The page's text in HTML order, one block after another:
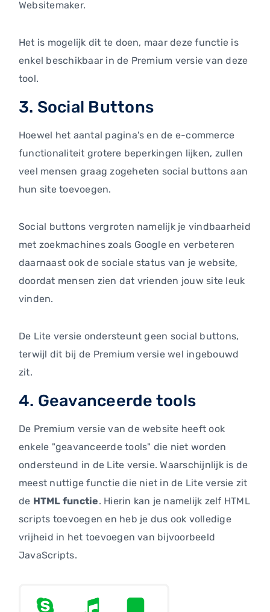
Websitemaker.
Het is mogelijk dit te doen, maar deze functie is
enkel beschikbaar in de Premium versie van deze
tool.
3. Social Buttons
Hoewel het aantal pagina's en de e-commerce
functionaliteit grotere beperkingen lijken, zullen
veel mensen graag zogeheten social buttons aan
hun site toevoegen.
Social buttons vergroten namelijk je vindbaarheid
met zoekmachines zoals Google en verbeteren
daarnaast ook de sociale status van je website,
doordat mensen zien dat vrienden jouw site leuk
vinden.
De Lite versie ondersteunt geen social buttons,
terwijl dit bij de Premium versie wel ingebouwd
zit.
4. Geavanceerde tools
De Premium versie van de website heeft ook
enkele "geavanceerde tools" die niet worden
ondersteund in de Lite versie. Waarschijnlijk is de
meest nuttige functie die niet in de Lite versie zit
de HTML functie. Hierin kan je namelijk zelf HTML
scripts toevoegen en heb je dus ook volledige
vrijheid in het toevoegen van bijvoorbeeld
JavaScripts.